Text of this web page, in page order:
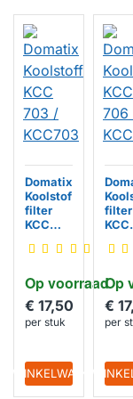
Op voorraad
Domatix
Koolstof
filter
KCC
KCC703
€ 17,50
per stuk
WINKELWAGEN
Op
filter
KCC
€
per
IN